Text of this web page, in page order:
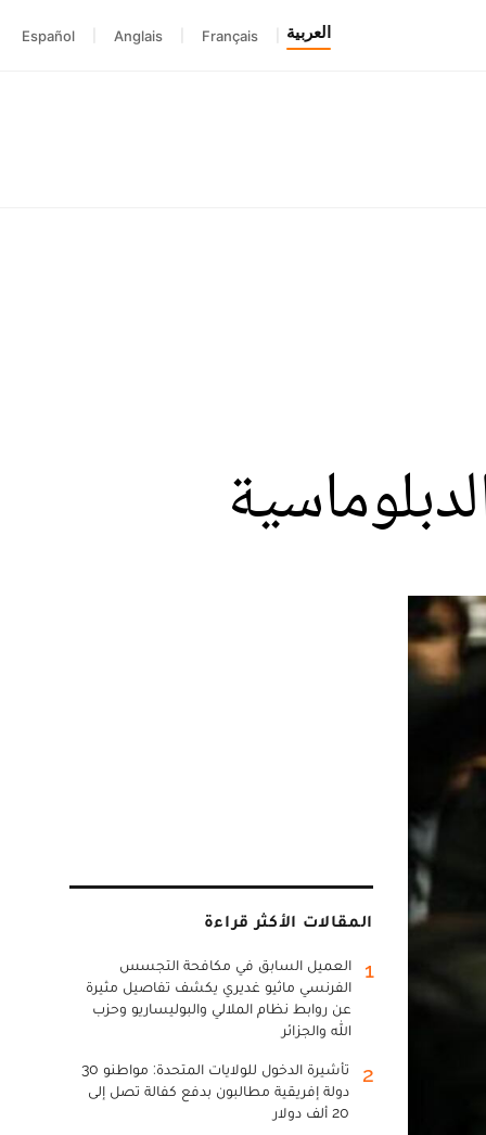
العربية Français
Anglais
Español
المقالات الأكثر قراءة
1
العميل السابق في مكافحة التجسس
الفرنسي ماثيو غديري يكشف تفاصيل مثيرة
عن روابط نظام الملالي والبوليساريو وحزب
الله والجزائر
2
تأشيرة الدخول للولايات المتحدة: مواطنو 30
دولة إفريقية مطالبون بدفع كفالة تصل إلى
20 ألف دولار